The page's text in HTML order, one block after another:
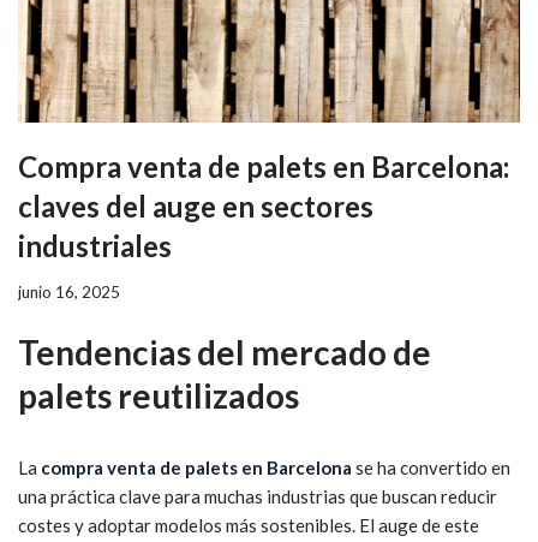
Compra venta de palets en Barcelona:
claves del auge en sectores
industriales
junio 16, 2025
Tendencias del mercado de
palets reutilizados
La compra venta de palets en Barcelona se ha convertido en
una práctica clave para muchas industrias que buscan reducir
costes y adoptar modelos más sostenibles. El auge de este